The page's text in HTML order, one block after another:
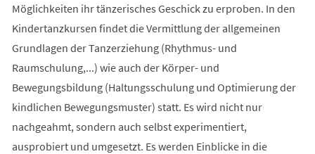
Möglichkeiten ihr tänzerisches Geschick zu erproben. In den
Kindertanzkursen findet die Vermittlung der allgemeinen
Grundlagen der Tanzerziehung (Rhythmus- und
Raumschulung,...) wie auch der Körper- und
Bewegungsbildung (Haltungsschulung und Optimierung der
kindlichen Bewegungsmuster) statt. Es wird nicht nur
nachgeahmt, sondern auch selbst experimentiert,
ausprobiert und umgesetzt. Es werden Einblicke in die